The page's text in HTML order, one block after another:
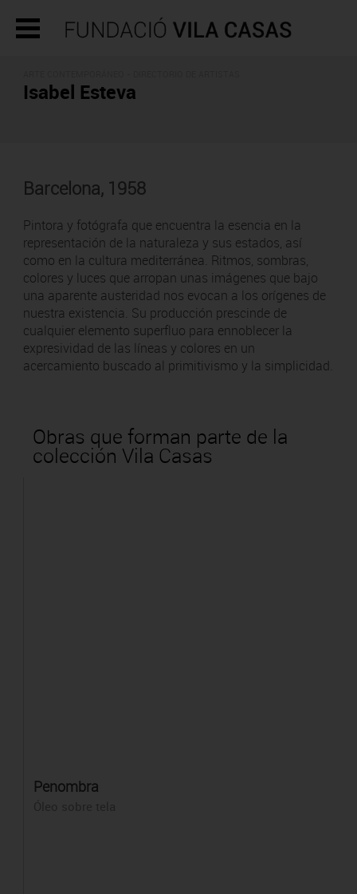
Isabel Esteva
Barcelona, 1958
Pintora y fotógrafa que encuentra la esencia en la
representación de la naturaleza y sus estados, así
como en la cultura mediterránea. Ritmos, sombras,
colores y luces que arropan unas imágenes que bajo
una aparente austeridad nos evocan a los orígenes de
nuestra existencia. Su producción prescinde de
cualquier elemento superfluo para ennoblecer la
expresividad de las líneas y colores en un
acercamiento buscado al primitivismo y la simplicidad.
Obras que forman parte de la
colección Vila Casas
Penombra